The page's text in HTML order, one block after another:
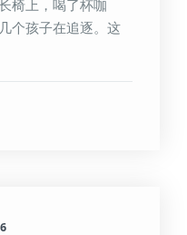
椅上，喝了杯咖
个孩子在追逐。这